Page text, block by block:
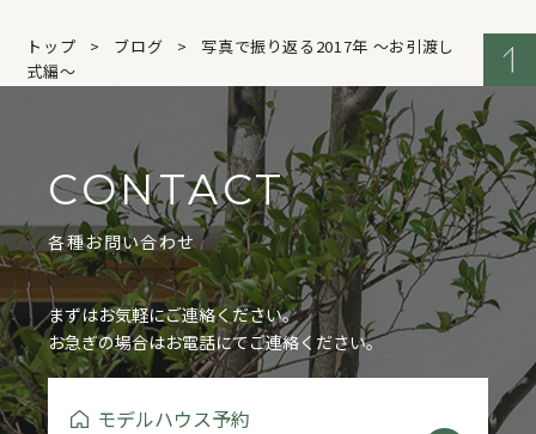
トップ ブログ
写真で振り返る2017年 ～お引渡し
式編～
CONTACT
各種お問い合わせ
まずはお気軽にご連絡ください。
お急ぎの場合はお電話にてご連絡ください。
モデルハウス予約